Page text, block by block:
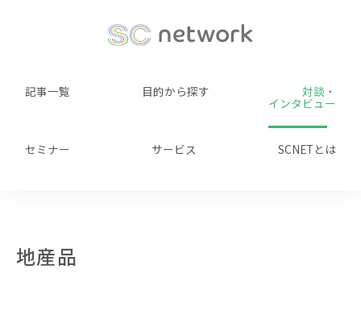
記事一覧 目的から探す 対談・
インタビュー
セミナー サービス SCNETとは
地産品